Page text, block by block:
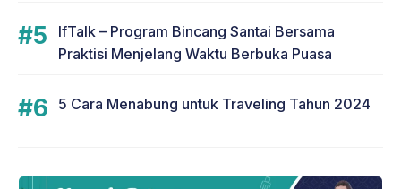
IfTalk – Program Bincang Santai Bersama
Praktisi Menjelang Waktu Berbuka Puasa
5 Cara Menabung untuk Traveling Tahun 2024